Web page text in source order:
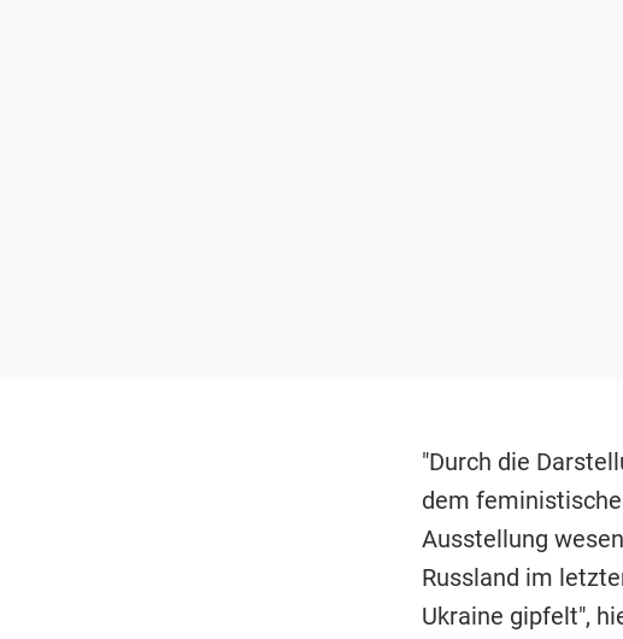
"Durch die
dem
Ausstellung
Russland im
Ukraine gipfelt",